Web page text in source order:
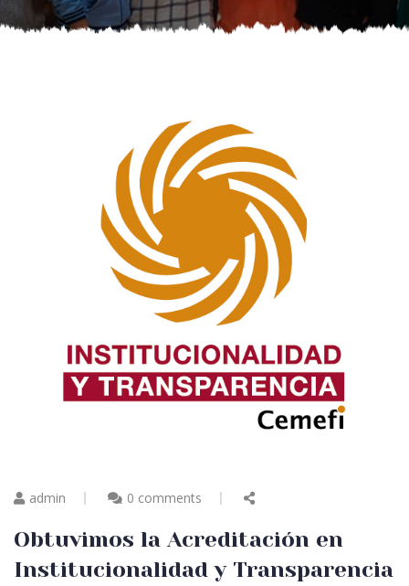
admin 0 comments
Obtuvimos la Acreditación en
Institucionalidad y Transparencia